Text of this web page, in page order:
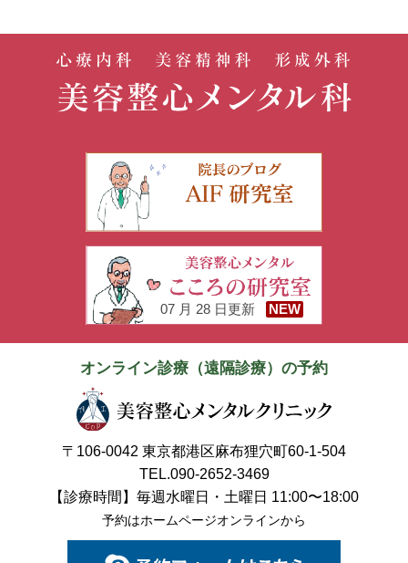
07 月 28 日更新 NEW
オンライン診療（遠隔診療）の予約
〒106-0042 東京都港区麻布狸穴町60-1-504
TEL.090-2652-3469
【診療時間】毎週水曜日・土曜日 11:00〜18:00
予約はホームページオンラインから